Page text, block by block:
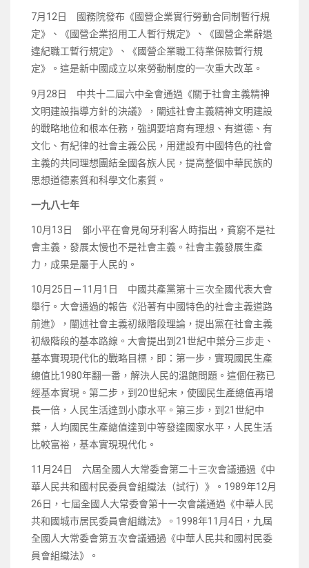
7月12日 國務院發布《國營企業實行勞動合同制暫行規
定》、《國營企業招用工人暫行規定》、《國營企業辭退
違紀職工暫行規定》、《國營企業職工待業保險暫行規
定》。這是新中國成立以來勞動制度的一次重大改革。
9月28日 中共十二屆六中全會通過《關于社會主義精神
文明建設指導方針的決議》，闡述社會主義精神文明建設
的戰略地位和根本任務，強調要培育有理想、有道德、有
文化、有紀律的社會主義公民，用建設有中國特色的社會
主義的共同理想團結全國各族人民，提高整個中華民族的
思想道德素質和科學文化素質。
一九八七年
10月13日 鄧小平在會見匈牙利客人時指出，貧窮不是社
會主義，發展太慢也不是社會主義。社會主義發展生產
力，成果是屬于人民的。
10月25日－11月1日 中國共產黨第十三次全國代表大會
舉行。大會通過的報告《沿著有中國特色的社會主義道路
前進》，闡述社會主義初級階段理論，提出黨在社會主義
初級階段的基本路線。大會提出到21世紀中葉分三步走、
基本實現現代化的戰略目標，即：第一步，實現國民生產
總值比1980年翻一番，解決人民的溫飽問題。這個任務已
經基本實現。第二步，到20世紀末，使國民生產總值再增
長一倍，人民生活達到小康水平。第三步，到21世紀中
葉，人均國民生產總值達到中等發達國家水平，人民生活
比較富裕，基本實現現代化。
11月24日 六屆全國人大常委會第二十三次會議通過《中
華人民共和國村民委員會組織法（試行）》。1989年12月
26日，七屆全國人大常委會第十一次會議通過《中華人民
共和國城市居民委員會組織法》。1998年11月4日，九屆
全國人大常委會第五次會議通過《中華人民共和國村民委
員會組織法》。